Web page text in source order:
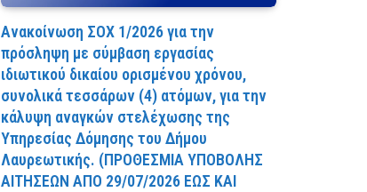
Ανακοίνωση ΣΟΧ 1/2026 για την
πρόσληψη με σύμβαση εργασίας
ιδιωτικού δικαίου ορισμένου χρόνου,
συνολικά τεσσάρων (4) ατόμων, για την
κάλυψη αναγκών στελέχωσης της
Υπηρεσίας Δόμησης του Δήμου
Λαυρεωτικής. (ΠPOΘEΣMIA YΠOBOΛHΣ
AITHΣEΩN AΠO 29/07/2026 EΩΣ KAI